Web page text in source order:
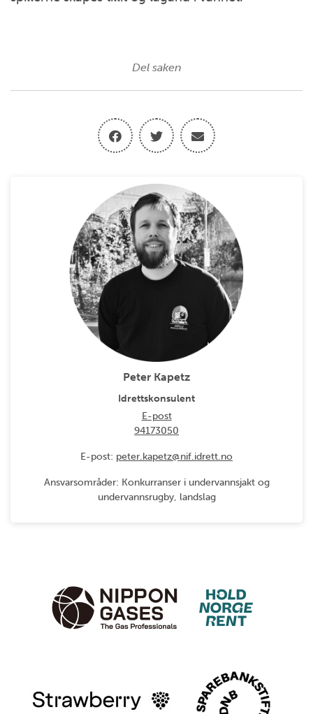
Del saken
Peter Kapetz
Idrettskonsulent
E-post
94173050
E-post: peter.kapetz@nif.idrett.no
Ansvarsområder: Konkurranser i undervannsjakt og
undervannsrugby, landslag